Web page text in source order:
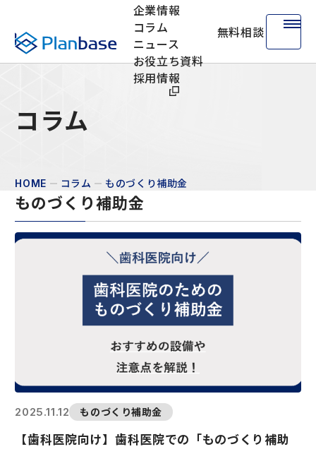
株式会社プランベース
企業情報
コラム
ニュース
お役立ち資料
採用情報
無料相談
コラム
HOME コラム ものづくり補助金
ものづくり補助金
2025.11.12 ものづくり補助金
【歯科医院向け】歯科医院での「ものづくり補助